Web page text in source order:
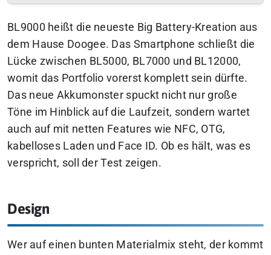
BL9000 heißt die neueste Big Battery-Kreation aus
dem Hause Doogee. Das Smartphone schließt die
Lücke zwischen BL5000, BL7000 und BL12000,
womit das Portfolio vorerst komplett sein dürfte.
Das neue Akkumonster spuckt nicht nur große
Töne im Hinblick auf die Laufzeit, sondern wartet
auch auf mit netten Features wie NFC, OTG,
kabelloses Laden und Face ID. Ob es hält, was es
verspricht, soll der Test zeigen.
Design
Wer auf einen bunten Materialmix steht, der kommt